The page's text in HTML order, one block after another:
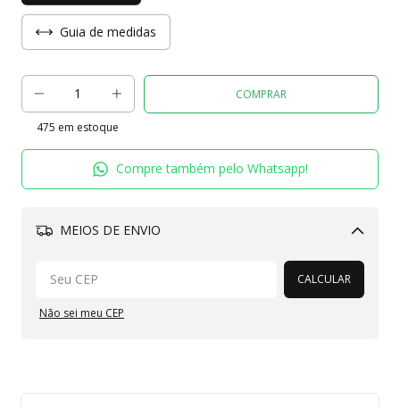
Guia de medidas
475 em estoque
Compre também pelo Whatsapp!
MEIOS DE ENVIO
Alterar CEP
CALCULAR
Não sei meu CEP